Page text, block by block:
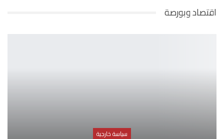
اقتصاد وبورصة
سياسة خارجية